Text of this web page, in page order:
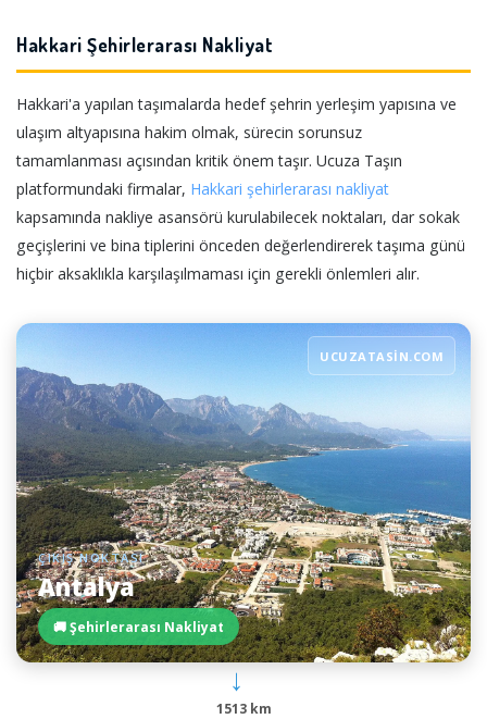
Hakkari Şehirlerarası Nakliyat
Hakkari'a yapılan taşımalarda hedef şehrin yerleşim yapısına ve
ulaşım altyapısına hakim olmak, sürecin sorunsuz
tamamlanması açısından kritik önem taşır. Ucuza Taşın
platformundaki firmalar, Hakkari şehirlerarası nakliyat
kapsamında nakliye asansörü kurulabilecek noktaları, dar sokak
geçişlerini ve bina tiplerini önceden değerlendirerek taşıma günü
hiçbir aksaklıkla karşılaşılmaması için gerekli önlemleri alır.
UCUZATASIN.COM
ÇIKIŞ NOKTASI
Antalya
🚚 Şehirlerarası Nakliyat
→
1513 km